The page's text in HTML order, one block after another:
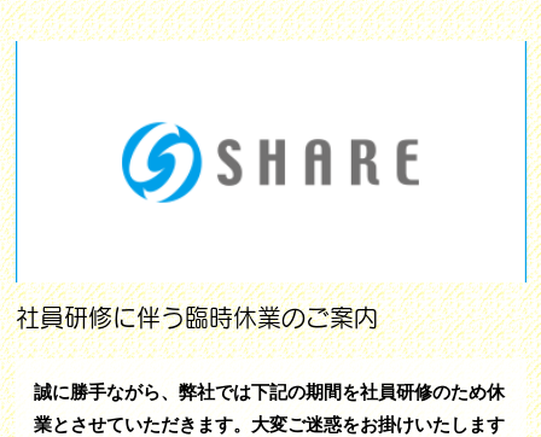
社員研修に伴う臨時休業のご案内
誠に勝手ながら、弊社では下記の期間を社員研修のため休
業とさせていただきます。大変ご迷惑をお掛けいたします